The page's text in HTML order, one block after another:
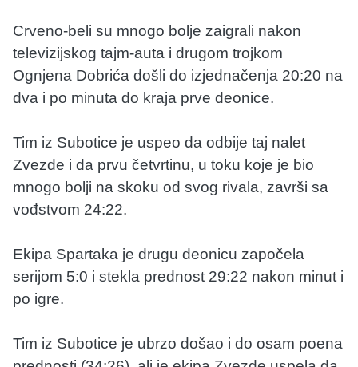
Crveno-beli su mnogo bolje zaigrali nakon
televizijskog tajm-auta i drugom trojkom
Ognjena Dobrića došli do izjednačenja 20:20 na
dva i po minuta do kraja prve deonice.
Tim iz Subotice je uspeo da odbije taj nalet
Zvezde i da prvu četvrtinu, u toku koje je bio
mnogo bolji na skoku od svog rivala, završi sa
vođstvom 24:22.
Ekipa Spartaka je drugu deonicu započela
serijom 5:0 i stekla prednost 29:22 nakon minut i
po igre.
Tim iz Subotice je ubrzo došao i do osam poena